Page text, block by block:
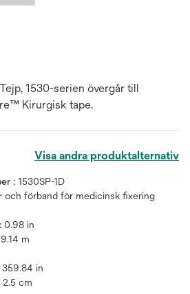
1530-serien övergår till
Kirurgisk tape.
Visa andra produktalternativ
: 1530SP-1D
och förband för medicinsk fixering
0.98 in
9.14 m
359.84 in
2.5 cm